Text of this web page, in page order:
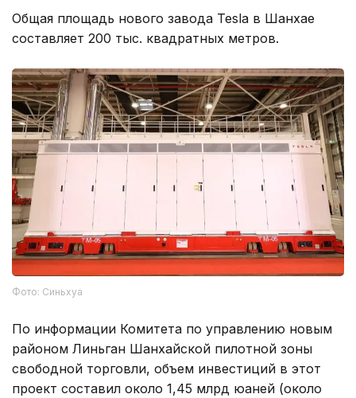
Общая площадь нового завода Tesla в Шанхае
составляет 200 тыс. квадратных метров.
Фото: Синьхуа
По информации Комитета по управлению новым
районом Линьган Шанхайской пилотной зоны
свободной торговли, объем инвестиций в этот
проект составил около 1,45 млрд юаней (около